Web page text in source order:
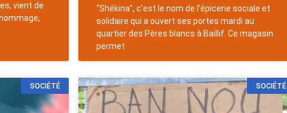
vient de
“Shékina”, c’est le nom de l’épicerie sociale et
solidaire qui a ouvert ses portes mardi au
quartier des Pères blancs à Baillif. Ce magasin
permet
SOCIÉTÉ SOCIÉTÉ